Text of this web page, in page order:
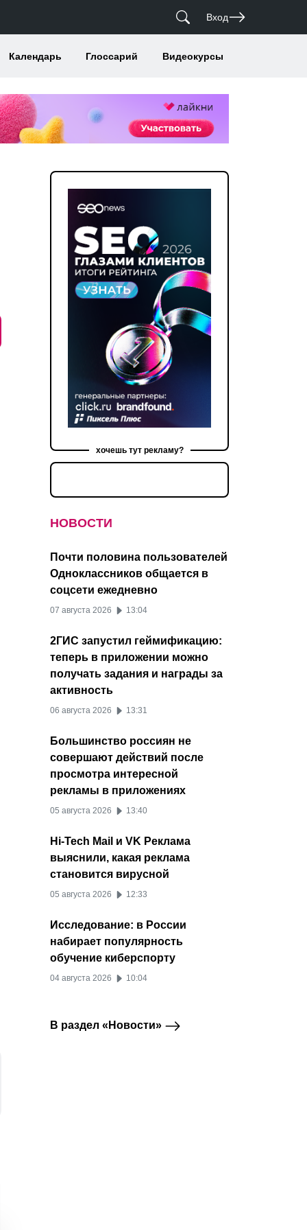
Вход
Календарь Глоссарий Видеокурсы
хочешь тут рекламу?
НОВОСТИ
Почти половина пользователей
Одноклассников общается в
соцсети ежедневно
07 августа 2026 13:04
2ГИС запустил геймификацию:
теперь в приложении можно
получать задания и награды за
активность
06 августа 2026 13:31
Большинство россиян не
совершают действий после
просмотра интересной
рекламы в приложениях
05 августа 2026 13:40
Hi-Tech Mail и VK Реклама
выяснили, какая реклама
становится вирусной
05 августа 2026 12:33
Исследование: в России
набирает популярность
обучение киберспорту
04 августа 2026 10:04
В раздел «Новости»